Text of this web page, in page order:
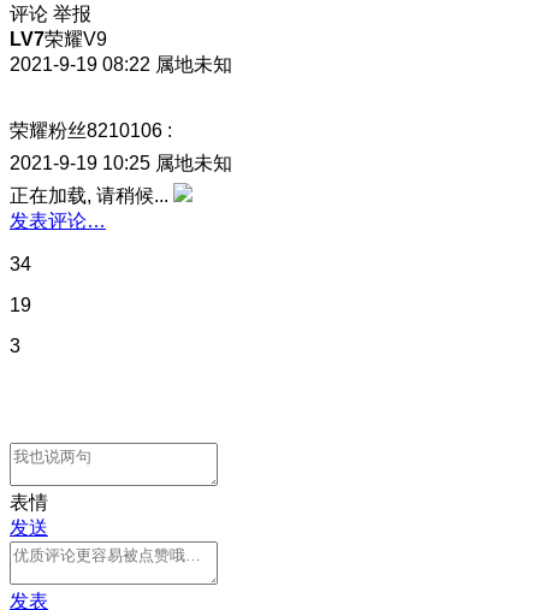
评论 举报
LV7荣耀V9
2021-9-19 08:22 属地未知
荣耀粉丝8210106 :
2021-9-19 10:25 属地未知
正在加载, 请稍候...
发表评论…
34
19
3
表情
发送
发表